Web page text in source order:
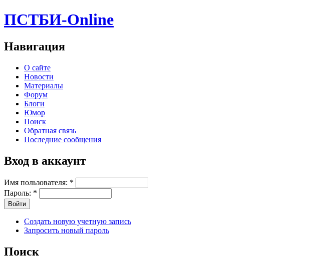
ПСТБИ-Online
Навигация
О сайте
Новости
Материалы
Форум
Блоги
Юмор
Поиск
Обратная связь
Последние сообщения
Вход в аккаунт
Имя пользователя: *
Пароль: *
Создать новую учетную запись
Запросить новый пароль
Поиск